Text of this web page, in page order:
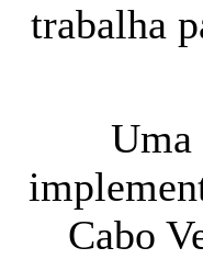
trabalha
Uma
Cabo